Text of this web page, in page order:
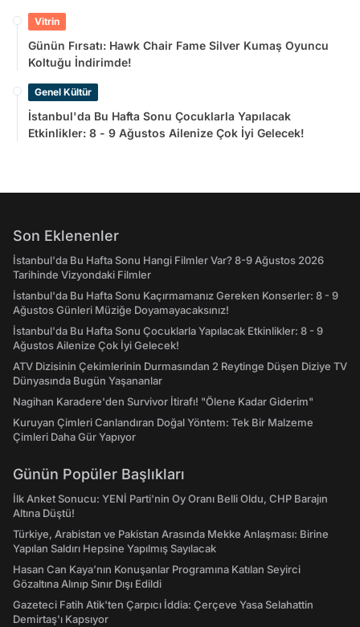
Vitrin
Günün Fırsatı: Hawk Chair Fame Silver Kumaş Oyuncu
Koltuğu İndirimde!
Genel Kültür
İstanbul'da Bu Hafta Sonu Çocuklarla Yapılacak
Etkinlikler: 8 - 9 Ağustos Ailenize Çok İyi Gelecek!
Son Eklenenler
İstanbul'da Bu Hafta Sonu Hangi Filmler Var? 8-9 Ağustos 2026
Tarihinde Vizyondaki Filmler
İstanbul'da Bu Hafta Sonu Kaçırmamanız Gereken Konserler: 8 - 9
Ağustos Günleri Müziğe Doyamayacaksınız!
İstanbul'da Bu Hafta Sonu Çocuklarla Yapılacak Etkinlikler: 8 - 9
Ağustos Ailenize Çok İyi Gelecek!
ATV Dizisinin Çekimlerinin Durmasından 2 Reytinge Düşen Diziye TV
Dünyasında Bugün Yaşananlar
Nagihan Karadere'den Survivor İtirafı! "Ölene Kadar Giderim"
Kuruyan Çimleri Canlandıran Doğal Yöntem: Tek Bir Malzeme
Çimleri Daha Gür Yapıyor
Günün Popüler Başlıkları
İlk Anket Sonucu: YENİ Parti'nin Oy Oranı Belli Oldu, CHP Barajın
Altına Düştü!
Türkiye, Arabistan ve Pakistan Arasında Mekke Anlaşması: Birine
Yapılan Saldırı Hepsine Yapılmış Sayılacak
Hasan Can Kaya’nın Konuşanlar Programına Katılan Seyirci
Gözaltına Alınıp Sınır Dışı Edildi
Gazeteci Fatih Atik'ten Çarpıcı İddia: Çerçeve Yasa Selahattin
Demirtaş'ı Kapsıyor